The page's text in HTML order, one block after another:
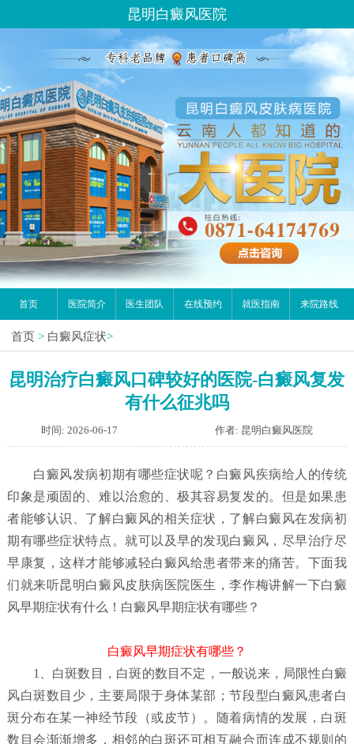
昆明白癜风医院
首页 医院简介 医生团队 在线预约 就医指南 来院路线
首页 > 白癜风症状>
昆明治疗白癜风口碑较好的医院-白癜风复发
有什么征兆吗
时间: 2026-06-17 作者: 昆明白癜风医院
白癜风发病初期有哪些症状呢？ 白癜风疾病给人的传统
印象是顽固的、难以治愈的、极其容易复发的。但是如果患
者能够认识、了解白癜风的相关症状，了解白癜风在发病初
期有哪些症状特点。就可以及早的发现白癜风，尽早治疗尽
早康复，这样才能够减轻白癜风给患者带来的痛苦。下面我
们就来听昆明白癜风皮肤病医院医生，李作梅讲解一下白癜
风早期症状有什么！白癜风早期症状有哪些？
白癜风早期症状有哪些？
1、白斑数目，白斑的数目不定，一般说来，局限性白癜
风白斑数目少，主要局限于身体某部；节段型白癜风患者白
斑分布在某一神经节段（或皮节）。随着病情的发展，白斑
数目会渐渐增多，相邻的白斑还可相互融合而连成不规则的